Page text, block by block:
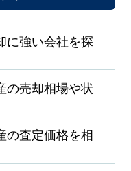
に強い会社を探
の売却相場や状
の査定価格を相